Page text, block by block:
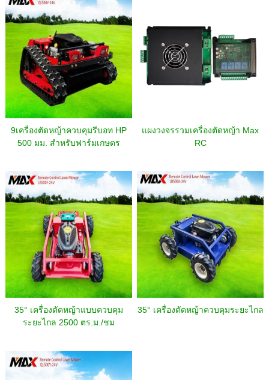
9เครื่องตัดหญ้าควบคุมรีบอท HP
500 มม. สำหรับฟาร์มเกษตร
แผงวงจรรวมเครื่องตัดหญ้า Max
RC
35° เครื่องตัดหญ้าแบบควบคุม
ระยะไกล 2500 ตร.ม./ชม
35° เครื่องตัดหญ้าควบคุมระยะไกล